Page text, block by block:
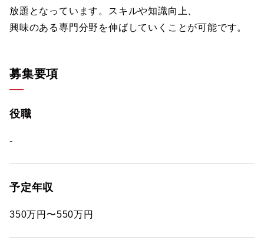
放題となっています。スキルや知識向上、
興味のある専門分野を伸ばしていくことが可能です。
募集要項
役職
-
予定年収
350万円〜550万円